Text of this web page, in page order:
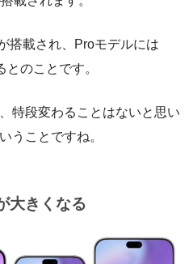
搭載され、Proモデルには
のことです。
特段変わることはないと思い
うことですね。
大きくなる